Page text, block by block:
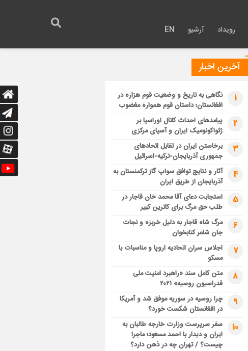
رویداد آرشیو EN
آخرین اخبار
1
نگاهی به تاریخ و وضعیت قوم هزاره در
افغانستان؛ داستان قوم همواره مغضوب
2
پیامدهای احداث کانال اوراسیا بر
ژئواکونومیک ایران و آسیای مرکزی
3
برخاستن ایران در تقابل اتحادهای
جمهوری آذربایجان-ترکیه-اسرائیل
4
آثار و نتایج توافق سواپ گاز ترکمنستان به
آذربایجان از طریق ایران
5
استجابت دعای آقا محمد خان قاجار در
طلب حق مرگ برای کاترین کبیر
6
مرگ شاه قاجار به دلیل خربزه و نجات
جان شاعر کتابخوان
7
اجلاس سران اتحادیه اروپا و مناسبات با
مسکو
8
متن کامل سند «راهبرد امنیت ملی
فدراسیون روسیه» ۲۰۲۱
9
چرا روسیه در سوریه موفق شد و آمریکا
در افغانستان شکست خورد؟
10
سفر سرپرست وزارت خارجه طالبان به
ایران و دیدار با احمد مسعود؛ ماجرا
چیست؟ / تهران چه در ذهن دارد؟